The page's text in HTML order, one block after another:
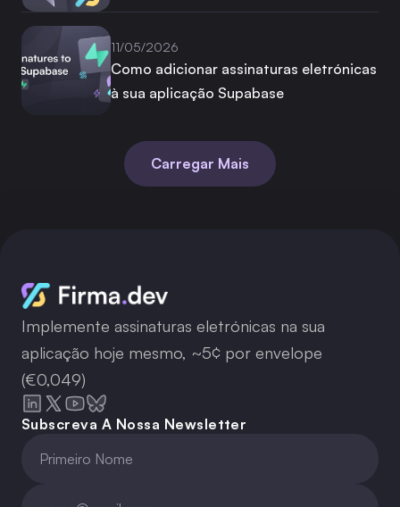
11/05/2026
Como adicionar assinaturas eletrónicas
à sua aplicação Supabase
Carregar Mais
Implemente assinaturas eletrónicas na sua
aplicação hoje mesmo, ~5¢ por envelope
(€0,049)
Subscreva A Nossa Newsletter